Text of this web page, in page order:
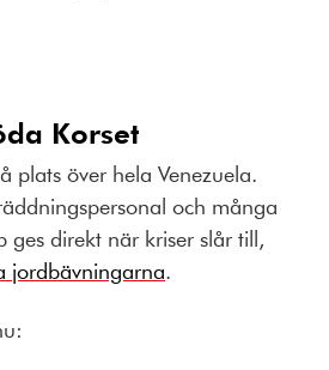
Korset
plats över hela Venezuela.
och många
ges direkt när kriser slår till,
jordbävningarna.